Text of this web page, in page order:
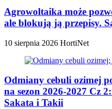
Agrowoltaika może
ale blokują ją przepisy.
10 sierpnia 2026 HortiNet
Odmiany cebuli ozimej
na sezon 2026-2027 Cz
Sakata i Takii